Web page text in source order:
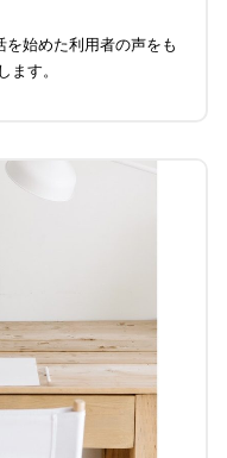
始めた利用者の声をも
ます。